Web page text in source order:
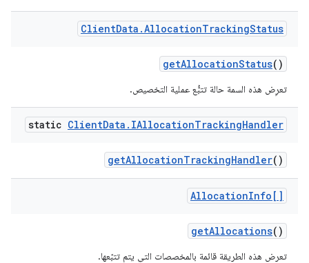
ClientData .AllocationTrackingStatus
getAllocationStatus()
تعرِض هذه السمة حالة تتبُّع عملية التخصيص.
static ClientData . IAllocationTrackingHandler
getAllocationTrackingHandler()
AllocationInfo[]
getAllocations()
تعرض هذه الطريقة قائمة بالمخصصات التي يتم تتبّعها.